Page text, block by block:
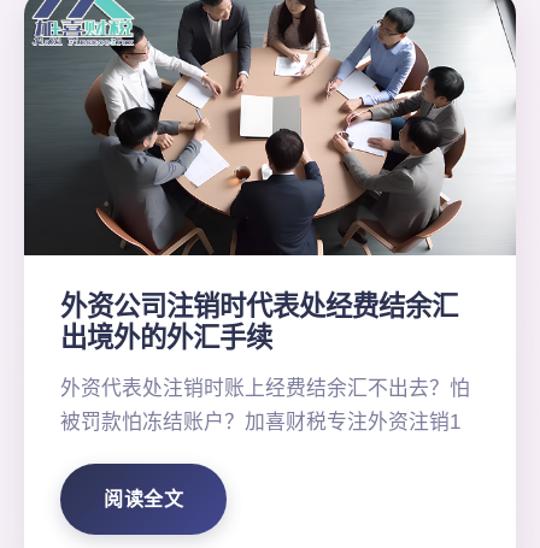
外资公司注销时代表处经费结余汇
出境外的外汇手续
外资代表处注销时账上经费结余汇不出去？怕
被罚款怕冻结账户？加喜财税专注外资注销1
阅读全文